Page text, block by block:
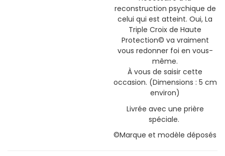
reconstruction psychique de
celui qui est atteint. Oui, La
Triple Croix de Haute
Protection© va vraiment
vous redonner foi en vous-
même.
À vous de saisir cette
occasion. (Dimensions : 5 cm
environ)
Livrée avec une prière
spéciale.
©Marque et modèle déposés